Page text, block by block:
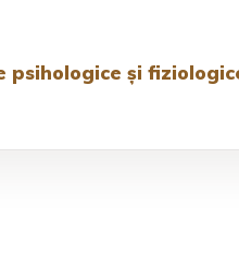
psihologice și